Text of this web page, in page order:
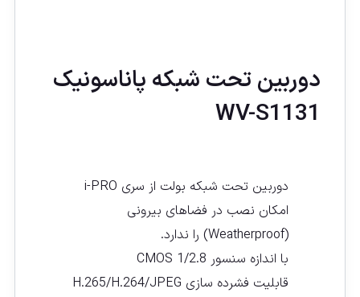
دوربین تحت شبکه پاناسونيک
WV-S1131
دوربین تحت شبکه بولت از سری i-PRO
امکان نصب در فضاهای بیرونی
(Weatherproof) را ندارد.
با اندازه سنسور CMOS 1/2.8
قابلیت فشرده سازی H.265/H.264/JPEG